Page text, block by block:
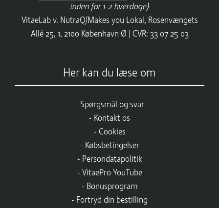
inden for 1-2 hverdage)
VitaeLab v. NutraQ/Makes you Lokal, Rosenvængets
Allé 25, 1, 2100 København Ø | CVR: 33 07 25 03
Her kan du læse om
Spørgsmål og svar
Kontakt os
Cookies
Købsbetingelser
Persondatapolitik
VitaePro YouTube
Bonusprogram
Fortryd din bestilling